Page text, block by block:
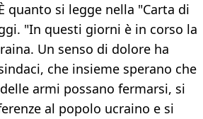
quanto si legge nella "Carta di
"In questi giorni è in corso la
Un senso di dolore ha
che insieme sperano che
armi possano fermarsi, si
al popolo ucraino e si